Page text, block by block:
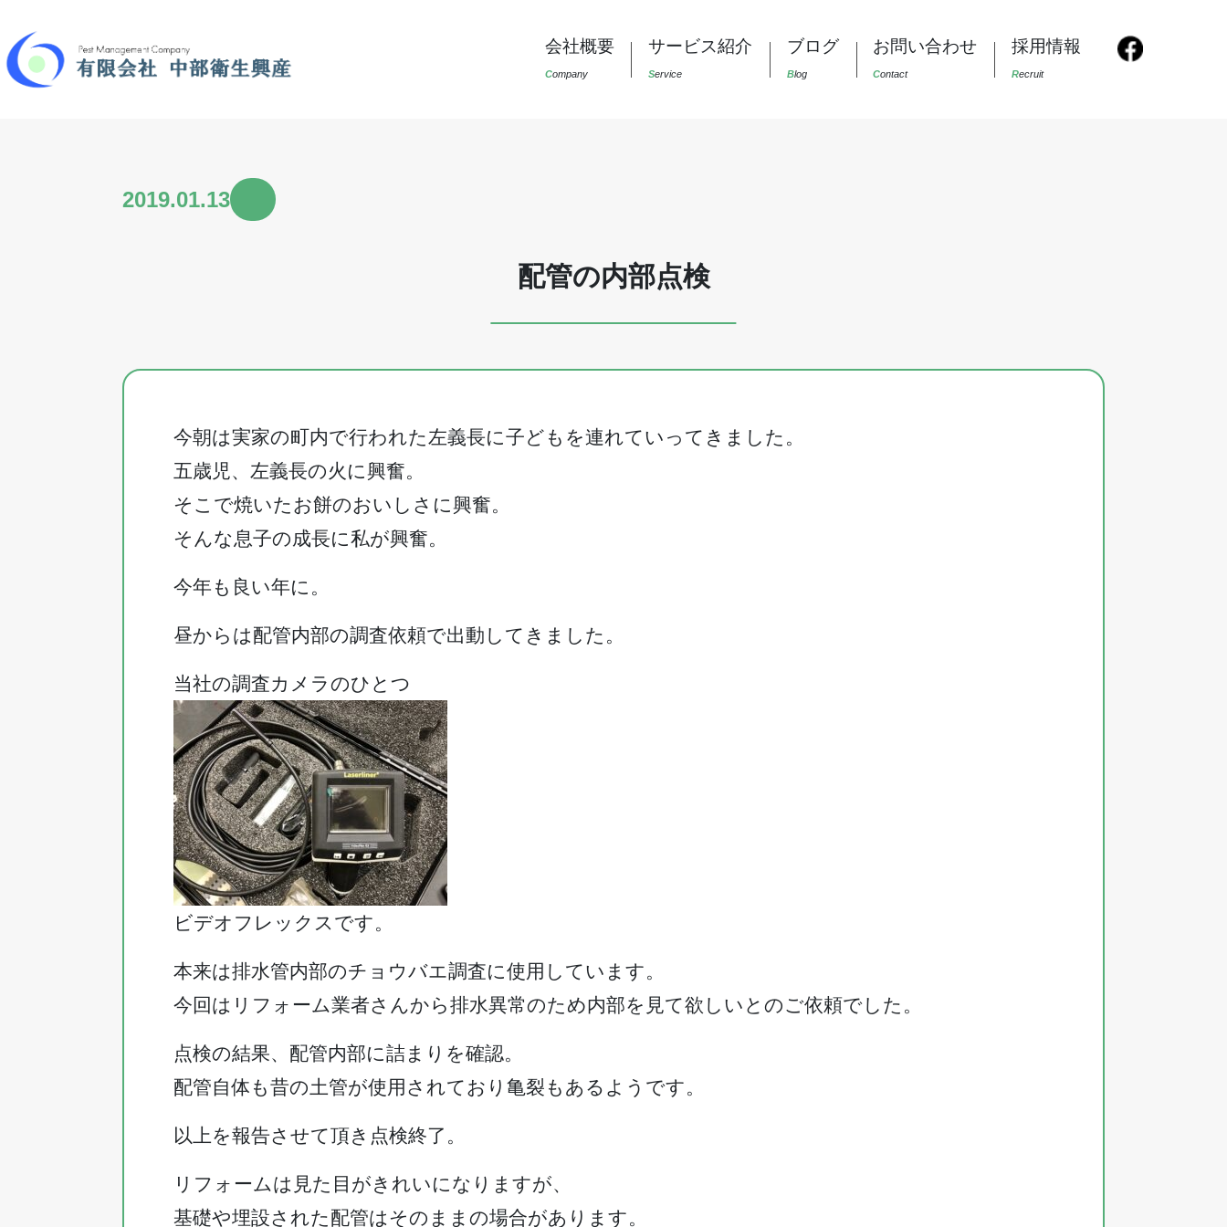
会社概要
Company
サービス紹介
Service
ブログ
Blog
お問い合わせ
Contact
採用情報
Recruit
2019.01.13
配管の内部点検
今朝は実家の町内で行われた左義長に子どもを連れていってきました。
五歳児、左義長の火に興奮。
そこで焼いたお餅のおいしさに興奮。
そんな息子の成長に私が興奮。
今年も良い年に。
昼からは配管内部の調査依頼で出動してきました。
当社の調査カメラのひとつ
ビデオフレックスです。
本来は排水管内部のチョウバエ調査に使用しています。
今回はリフォーム業者さんから排水異常のため内部を見て欲しいとのご依頼でした。
点検の結果、配管内部に詰まりを確認。
配管自体も昔の土管が使用されており亀裂もあるようです。
以上を報告させて頂き点検終了。
リフォームは見た目がきれいになりますが、
基礎や埋設された配管はそのままの場合があります。